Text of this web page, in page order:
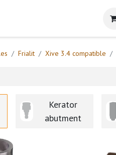
Frialit Xive 3.4 compatible
Kerator
abutment